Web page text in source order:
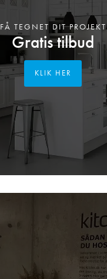
Gratis tilbud
FÅ TEGNET DIT PROJEKT
KLIK HER